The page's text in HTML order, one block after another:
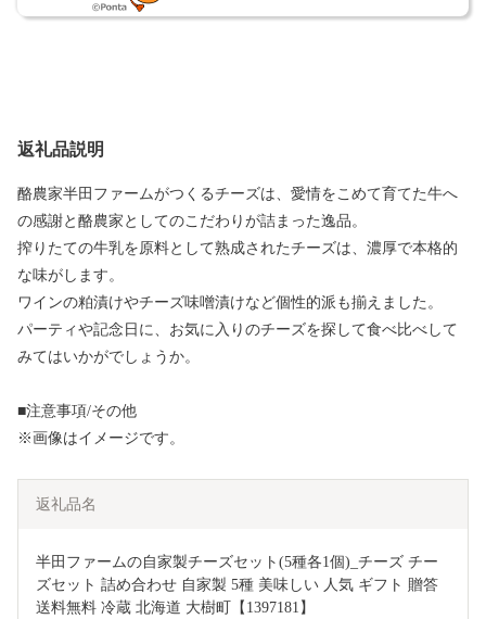
返礼品説明
酪農家半田ファームがつくるチーズは、愛情をこめて育てた牛へ
の感謝と酪農家としてのこだわりが詰まった逸品。
搾りたての牛乳を原料として熟成されたチーズは、濃厚で本格的
な味がします。
ワインの粕漬けやチーズ味噌漬けなど個性的派も揃えました。
パーティや記念日に、お気に入りのチーズを探して食べ比べして
みてはいかがでしょうか。
■注意事項/その他
※画像はイメージです。
返礼品名
半田ファームの自家製チーズセット(5種各1個)_チーズ チー
ズセット 詰め合わせ 自家製 5種 美味しい 人気 ギフト 贈答
送料無料 冷蔵 北海道 大樹町【1397181】